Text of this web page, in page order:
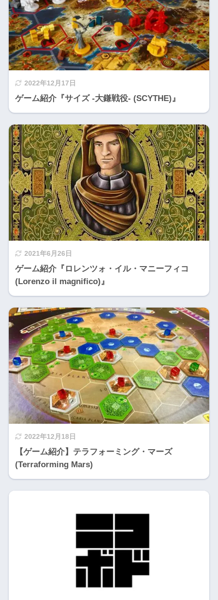
2022年12月17日
ゲーム紹介『サイズ -大鎌戦役- (SCYTHE)』
2021年6月26日
ゲーム紹介『ロレンツォ・イル・マニーフィコ
(Lorenzo il magnifico)』
2022年12月18日
【ゲーム紹介】テラフォーミング・マーズ
(Terraforming Mars)